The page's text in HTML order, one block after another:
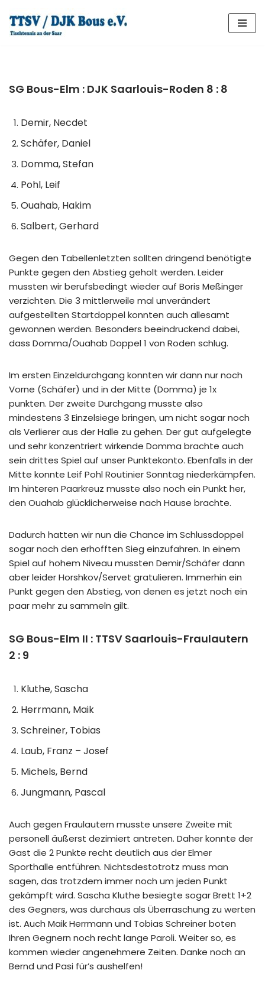
Zum
SG Bous-Elm : DJK Saarlouis-Roden 8 : 8
Demir, Necdet
Schäfer, Daniel
Domma, Stefan
Pohl, Leif
Ouahab, Hakim
Salbert, Gerhard
Gegen den Tabellenletzten sollten dringend benötigte
Punkte gegen den Abstieg geholt werden. Leider
mussten wir berufsbedingt wieder auf Boris Meßinger
verzichten. Die 3 mittlerweile mal unverändert
aufgestellten Startdoppel konnten auch allesamt
gewonnen werden. Besonders beeindruckend dabei,
dass Domma/Ouahab Doppel 1 von Roden schlug.
Im ersten Einzeldurchgang konnten wir dann nur noch
Vorne (Schäfer) und in der Mitte (Domma) je 1x
punkten. Der zweite Durchgang musste also
mindestens 3 Einzelsiege bringen, um nicht sogar noch
als Verlierer aus der Halle zu gehen. Der gut aufgelegte
und sehr konzentriert wirkende Domma brachte auch
sein drittes Spiel auf unser Punktekonto. Ebenfalls in der
Mitte konnte Leif Pohl Routinier Sonntag niederkämpfen.
Im hinteren Paarkreuz musste also noch ein Punkt her,
den Ouahab glücklicherweise nach Hause brachte.
Dadurch hatten wir nun die Chance im Schlussdoppel
sogar noch den erhofften Sieg einzufahren. In einem
Spiel auf hohem Niveau mussten Demir/Schäfer dann
aber leider Horshkov/Servet gratulieren. Immerhin ein
Punkt gegen den Abstieg, von denen es jetzt noch ein
paar mehr zu sammeln gilt.
SG Bous-Elm II : TTSV Saarlouis-Fraulautern
2 : 9
Kluthe, Sascha
Herrmann, Maik
Schreiner, Tobias
Laub, Franz – Josef
Michels, Bernd
Jungmann, Pascal
Auch gegen Fraulautern musste unsere Zweite mit
personell äußerst dezimiert antreten. Daher konnte der
Gast die 2 Punkte recht deutlich aus der Elmer
Sporthalle entführen. Nichtsdestotrotz muss man
sagen, das trotzdem immer noch um jeden Punkt
gekämpft wird. Sascha Kluthe besiegte sogar Brett 1+2
des Gegners, was durchaus als Überraschung zu werten
ist. Auch Maik Herrmann und Tobias Schreiner boten
Ihren Gegnern noch recht lange Paroli. Weiter so, es
kommen wieder angenehmere Zeiten. Danke noch an
Bernd und Pasi für’s aushelfen!